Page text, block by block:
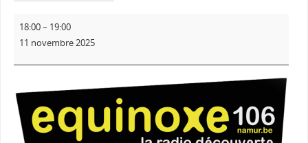
18:00– 19:00
11 novembre 2025